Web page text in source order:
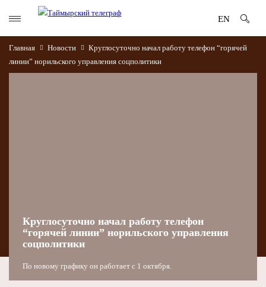
EN
Главная Новости
Круглосуточно начал работу телефон “горячей
линии” норильского управления соцполитики
Круглосуточно начал работу телефон
“горячей линии” норильского управления
соцполитики
По новому графику он работает с 1 октября.